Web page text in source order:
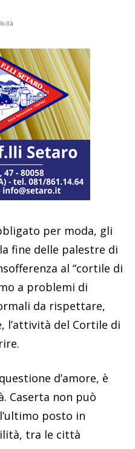
per moda, gli
fine delle palestre di
al “cortile di
a problemi di
da rispettare,
l’attività del Cortile di
d’amore, è
Caserta non può
posto in
tra le città